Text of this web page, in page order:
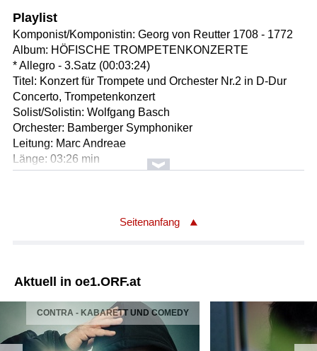
Playlist
Komponist/Komponistin: Georg von Reutter 1708 - 1772
Album: HÖFISCHE TROMPETENKONZERTE
* Allegro - 3.Satz (00:03:24)
Titel: Konzert für Trompete und Orchester Nr.2 in D-Dur
Concerto, Trompetenkonzert
Solist/Solistin: Wolfgang Basch
Orchester: Bamberger Symphoniker
Leitung: Marc Andreae
Länge: 03:26 min
Label: VMS Musical Treasures 119 / Zappel Music
Album: GEORG DRUSCHETZKY: OBOENQUARTETTE
F-Dur
Oboenquartett
Ausführende: Grundmann-Quartett
Ausführender/Ausführende: Eduard Wesly
Ausführender/Ausführende: Ulrike Titze
Seitenanfang
Aktuell in oe1.ORF.at
CONTRA - KABARETT UND COMEDY